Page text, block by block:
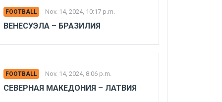
FOOTBALL Nov. 14, 2024, 10:17 p.m.
ВЕНЕСУЭЛА – БРАЗИЛИЯ
FOOTBALL Nov. 14, 2024, 8:06 p.m.
СЕВЕРНАЯ МАКЕДОНИЯ – ЛАТВИЯ